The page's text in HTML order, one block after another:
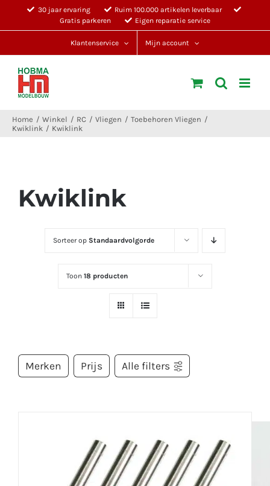
30 jaar ervaring
Ruim 100.000 artikelen leverbaar
Gratis parkeren
Eigen reparatie service
Klantenservice Mijn account
Home Winkel RC Vliegen
Toebehoren Vliegen
Kwiklink
Kwiklink
Kwiklink
Sorteer op Standaardvolgorde
Toon18 producten
Merken Prijs Alle filters